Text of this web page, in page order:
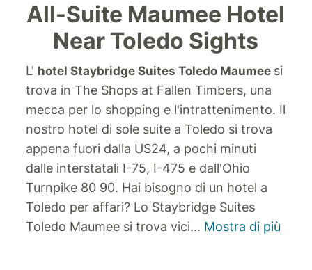
All-Suite Maumee Hotel
Near Toledo Sights
L' hotel Staybridge Suites Toledo Maumee si
trova in The Shops at Fallen Timbers, una
mecca per lo shopping e l'intrattenimento. Il
nostro hotel di sole suite a Toledo si trova
appena fuori dalla US24, a pochi minuti
dalle interstatali I-75, I-475 e dall'Ohio
Turnpike 80 90. Hai bisogno di un hotel a
Toledo per affari? Lo Staybridge Suites
Toledo Maumee si trova vici... Mostra di più